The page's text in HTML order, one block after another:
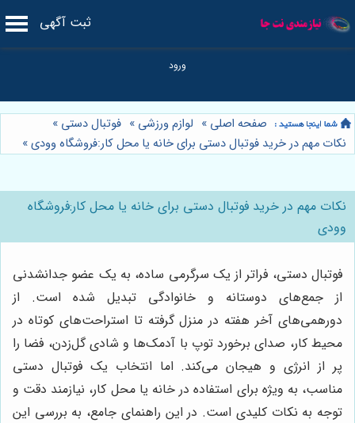
ثبت آگهی
صفحه اصلی » لوازم ورزشی » فوتبال دستی »
نکات مهم در خرید فوتبال دستی برای خانه یا محل کار:فروشگاه وودی»
نکات مهم در خرید فوتبال دستی برای خانه یا محل کار:فروشگاه
وودی
فوتبال دستی، فراتر از یک سرگرمی ساده، به یک عضو جدانشدنی
از جمع‌های دوستانه و خانوادگی تبدیل شده است. از
دورهمی‌های آخر هفته در منزل گرفته تا استراحت‌های کوتاه در
محیط کار، صدای برخورد توپ با آدمک‌ها و شادی گل‌زدن، فضا را
پر از انرژی و هیجان می‌کند. اما انتخاب یک فوتبال دستی
مناسب، به ویژه برای استفاده در خانه یا محل کار، نیازمند دقت و
توجه به نکات کلیدی است. در این راهنمای جامع، به بررسی این